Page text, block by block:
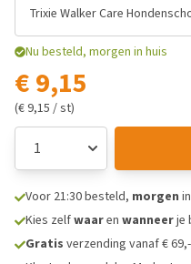
Trixie Walker Care
Nu besteld, morgen in huis
€ 9,15
(€ 9,15 / st)
Voor 21:30 besteld, morgen
Kies zelfwaaren wanneerje
Gratis verzending vanaf € 69,-